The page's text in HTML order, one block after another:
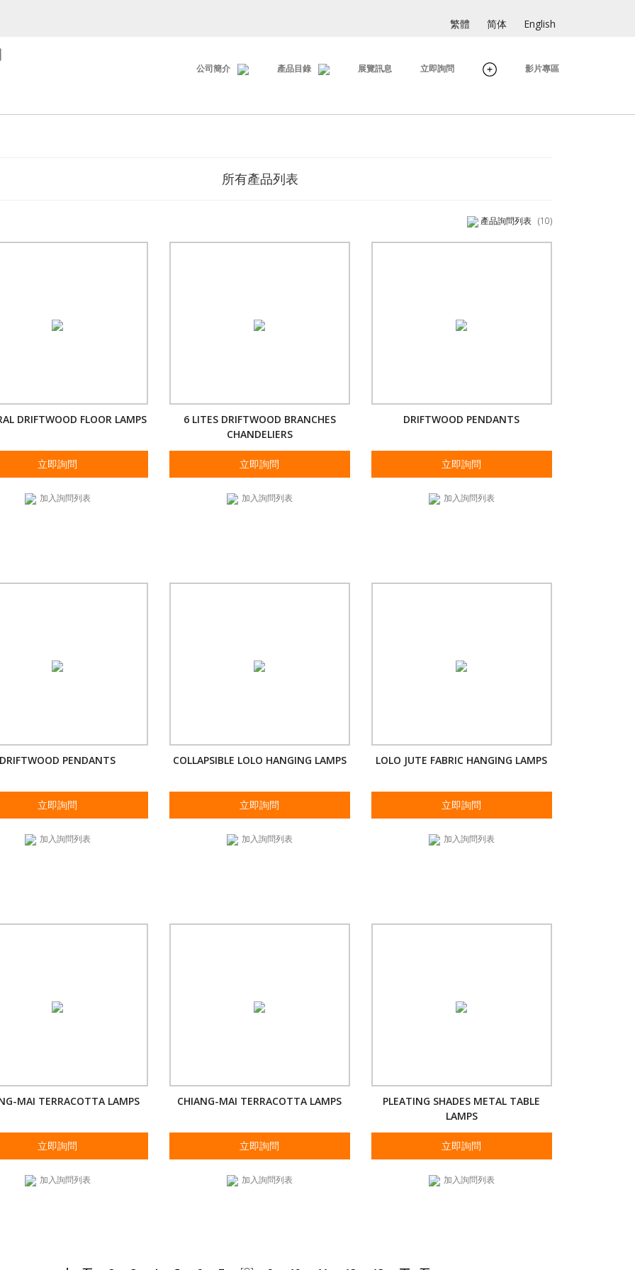
繁體 简体 English
公司簡介 產品目錄 展覽訊息 立即詢問 影片專區
所有產品列表
產品詢問列表 (10)
DRIFTWOOD FLOOR LAMPS
立即詢問
加入詢問列表
6 LITES DRIFTWOOD BRANCHES
CHANDELIERS
立即詢問
加入詢問列表
DRIFTWOOD PENDANTS
立即詢問
加入詢問列表
DRIFTWOOD PENDANTS
立即詢問
加入詢問列表
COLLAPSIBLE LOLO HANGING LAMPS
立即詢問
加入詢問列表
LOLO JUTE FABRIC HANGING LAMPS
立即詢問
加入詢問列表
MAI TERRACOTTA LAMPS
立即詢問
加入詢問列表
CHIANG-MAI TERRACOTTA LAMPS
立即詢問
加入詢問列表
PLEATING SHADES METAL TABLE
LAMPS
立即詢問
加入詢問列表